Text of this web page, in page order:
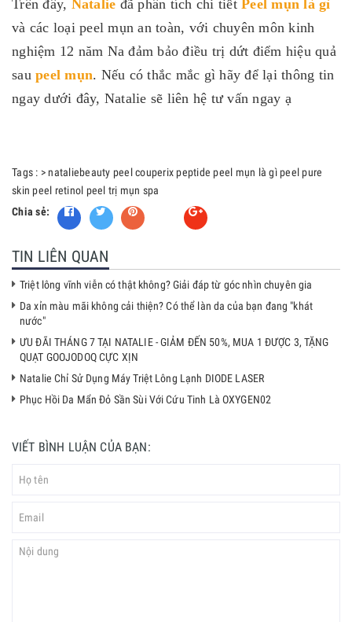
Trên đây, Natalie đã phân tích chi tiết Peel mụn là gì
và các loại peel mụn an toàn, với chuyên môn kinh
nghiệm 12 năm Na đảm bảo điều trị dứt điểm hiệu quả
sau peel mụn. Nếu có thắc mắc gì hãy để lại thông tin
ngay dưới đây, Natalie sẽ liên hệ tư vấn ngay ạ
Tags : > nataliebeauty peel couperix peptide peel mụn là gì peel pure
skin peel retinol peel trị mụn spa
Chia sẻ:
TIN LIÊN QUAN
Triệt lông vĩnh viễn có thật không? Giải đáp từ góc nhìn chuyên gia
Da xỉn màu mãi không cải thiện? Có thể làn da của bạn đang "khát
nước"
ƯU ĐÃI THÁNG 7 TẠI NATALIE - GIẢM ĐẾN 50%, MUA 1 ĐƯỢC 3, TẶNG
QUẠT GOOJODOQ CỰC XỊN
Natalie Chỉ Sử Dụng Máy Triệt Lông Lạnh DIODE LASER
Phục Hồi Da Mẩn Đỏ Sần Sùi Với Cứu Tinh Là OXYGEN02
VIẾT BÌNH LUẬN CỦA BẠN: